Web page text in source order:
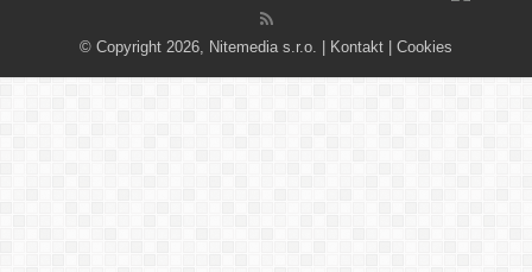
© Copyright 2026, Nitemedia s.r.o. | Kontakt Cookies